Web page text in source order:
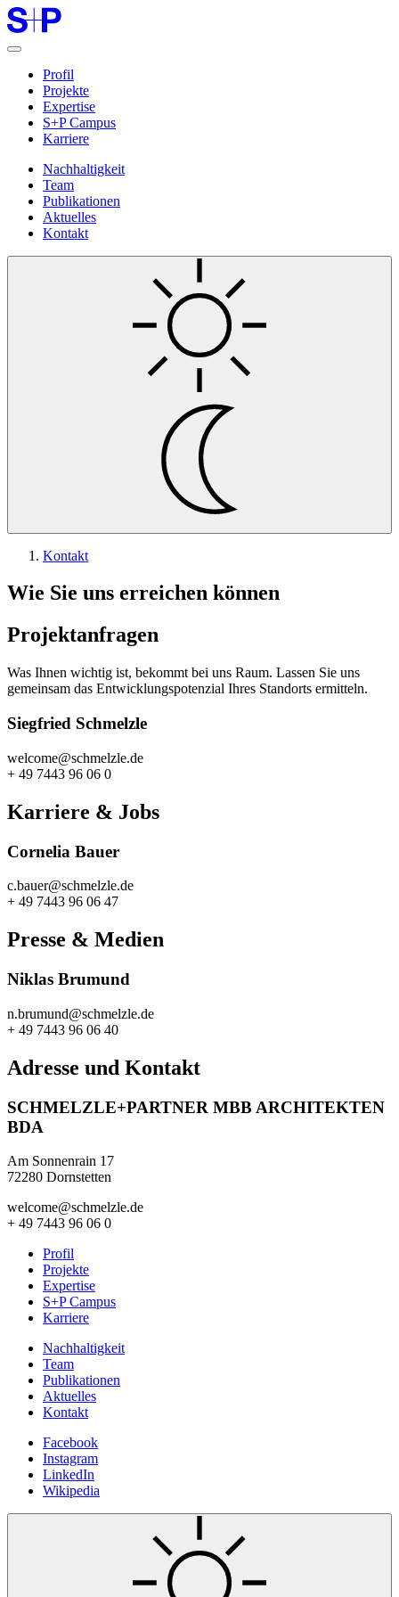
Profil
Projekte
Expertise
S+P Campus
Karriere
Nachhaltigkeit
Team
Publikationen
Aktuelles
Kontakt
Kontakt
Wie Sie uns erreichen können
Projektanfragen
Was Ihnen wichtig ist, bekommt bei uns Raum. Lassen Sie uns
gemeinsam das Entwicklungspotenzial Ihres Standorts ermitteln.
Siegfried Schmelzle
welcome@schmelzle.de
+ 49 7443 96 06 0
Karriere & Jobs
Cornelia Bauer
c.bauer@schmelzle.de
+ 49 7443 96 06 47
Presse & Medien
Niklas Brumund
n.brumund@schmelzle.de
+ 49 7443 96 06 40
Adresse und Kontakt
SCHMELZLE+PARTNER MBB ARCHITEKTEN
BDA
Am Sonnenrain 17
72280 Dornstetten
welcome@schmelzle.de
+ 49 7443 96 06 0
Profil
Projekte
Expertise
S+P Campus
Karriere
Nachhaltigkeit
Team
Publikationen
Aktuelles
Kontakt
Facebook
Instagram
LinkedIn
Wikipedia